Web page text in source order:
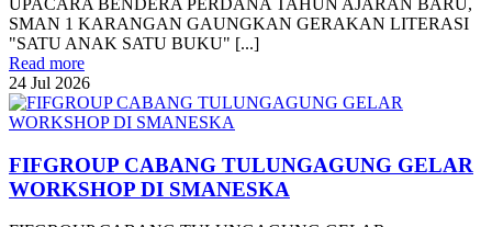
UPACARA BENDERA PERDANA TAHUN AJARAN BARU,
SMAN 1 KARANGAN GAUNGKAN GERAKAN LITERASI
"SATU ANAK SATU BUKU" [...]
Read more
24 Jul 2026
FIFGROUP CABANG TULUNGAGUNG GELAR
WORKSHOP DI SMANESKA